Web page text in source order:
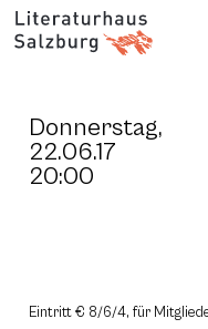
Donnerstag,
22.06.17
20:00
Eintritt € 8/6/4, für